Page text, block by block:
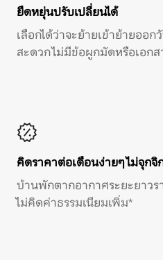
ยืดหยุ่นปรับเปลี่ยนได้
เลือกได้ว่าจะย้ายเข้าย้ายออ
สะดวก ไม่มีข้อผูกมัดหรือเอกส
คิดราคาต่อเดือนง่ายๆ ไม่จุกจิ
บ้านพักตากอากาศระยะยาวร
ไม่คิดค่าธรรมเนียมเพิ่ม*